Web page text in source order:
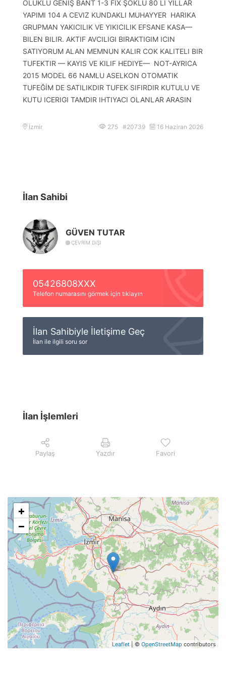
OLUKLU GENİŞ BANT 1-3 FİX ŞOKLU 80 LI YILLAR
YAPIMI 104 A CEVIZ KUNDAKLI MUHAYYER HARIKA
GRUPMAN YAKICILIK VE YIKICILIK EFSANE KASA—
BILEN BILIR. AKTIF AVCILIGI BIRAKTIGIM ICIN
SATIYORUM ALAN MEMNUN KALIR COK KALITELI BIR
TUFEKTIR — KAYIS VE KILIF HEDIYE— NOT-AYRICA
2015 MODEL 66 NAMLU ASELKON OTOMATIK
TUFEĞİM DE SATILIKDIR TUFEK SIFIRDIR KUTULU VE
KUTU ICERIGI TAMDIR IHTIYACI OLANLAR ARASIN
İzmir 275 #20739 16 Haziran 2026
İlan Sahibi
GÜVEN TUTAR
ÇEVRIM DIŞI
05426808XXX
Telefon numarasını görmek için tıklayın
İlan Sahibiyle İletişime Geç
İlan ile ilgili soru sor
İlan İşlemleri
Paylaş Yazdır Favori
+
−
Leaflet | © OpenStreetMap contributors